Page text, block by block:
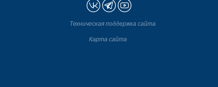
Техническая поддержка сайта
Карта сайта